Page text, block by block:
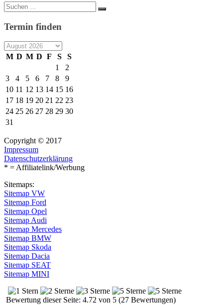
Suche
nach:
Suchen
Termin finden
M D M D F S
S
1
2
3
4 5 6 7 8
9
10 11 12 13 14 15 16
17 18 19 20 21 22 23
24 25 26 27 28 29 30
31
Copyright © 2017
Impressum
Datenschutzerklärung
* = Affiliatelink/Werbung
Sitemaps:
Sitemap VW
Sitemap Ford
Sitemap Opel
Sitemap Audi
Sitemap Mercedes
Sitemap BMW
Sitemap Skoda
Sitemap Dacia
Sitemap SEAT
Sitemap MINI
Bewertung dieser Seite: 4.72 von 5 (27 Bewertungen)